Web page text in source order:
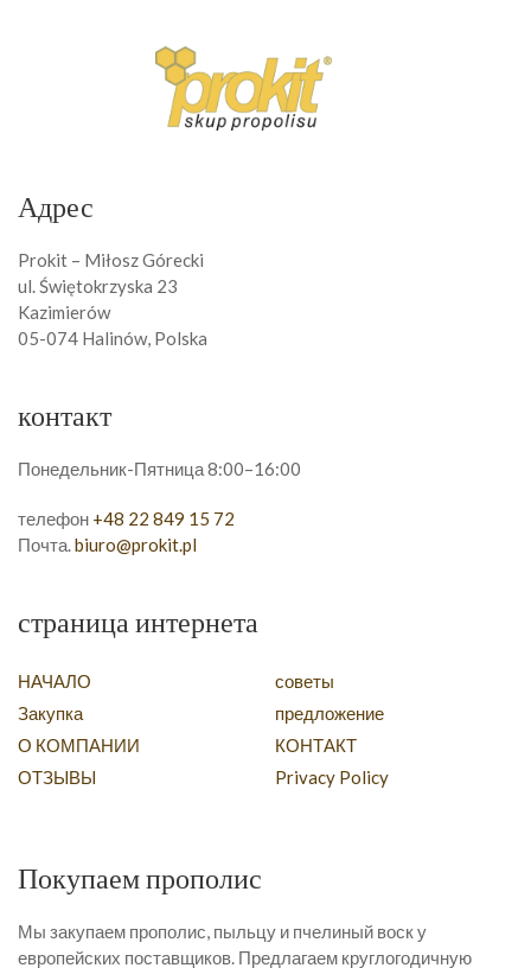
Адрес
Prokit – Miłosz Górecki
ul. Świętokrzyska 23
Kazimierów
05-074 Halinów, Polska
контакт
Понедельник-Пятница 8:00–16:00
телефон +48 22 849 15 72
Почта.biuro@prokit.pl
страница интернета
НАЧАЛО
Закупка
О КОМПАНИИ
ОТЗЫВЫ
советы
предложение
КОНТАКТ
Privacy Policy
Покупаем прополис
Мы закупаем прополис, пыльцу и пчелиный воск у
европейских поставщиков. Предлагаем круглогодичную